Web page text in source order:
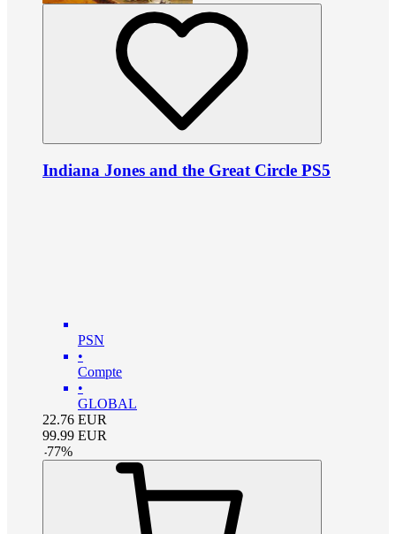
Indiana Jones and the Great Circle PS5
PSN
•
Compte
•
GLOBAL
22.76 EUR
99.99 EUR
-77%